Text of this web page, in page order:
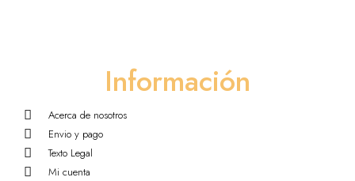
Información
Acerca de nosotros
Envio y pago
Texto Legal
Mi cuenta